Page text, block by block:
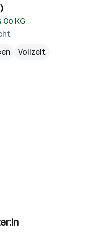
Co KG
Vollzeit